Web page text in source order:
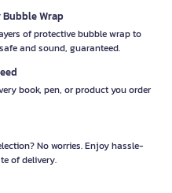
Wrap
of protective bubble wrap to
and sound, guaranteed.
book, pen, or product you order
No worries. Enjoy hassle-
of delivery.